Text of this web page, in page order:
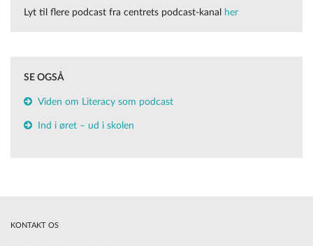
Lyt til flere podcast fra centrets podcast-kanal her
SE OGSÅ
Viden om Literacy som podcast
Ind i øret – ud i skolen
KONTAKT OS